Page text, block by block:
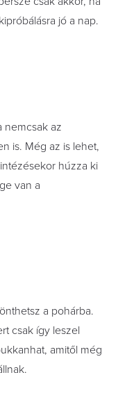
jó a nap.
nemcsak az
is. Még az is lehet,
húzza ki
van a
a pohárba.
csak így leszel
amitől még